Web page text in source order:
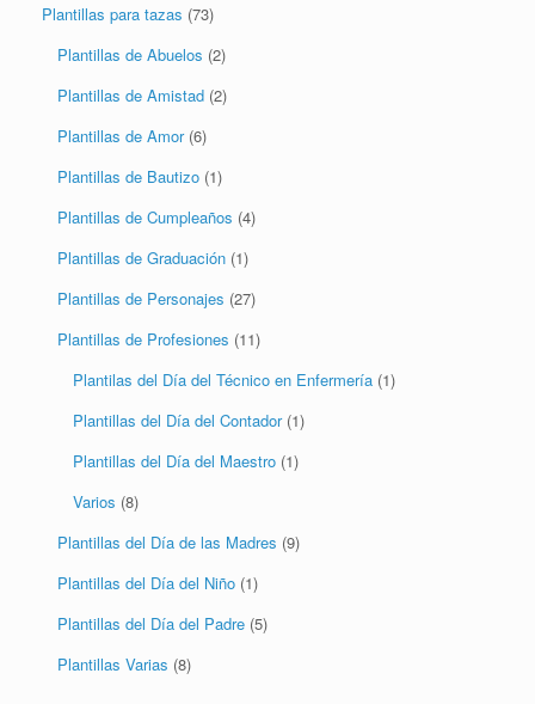
Plantillas para tazas (73)
Plantillas de Abuelos (2)
Plantillas de Amistad (2)
Plantillas de Amor (6)
Plantillas de Bautizo (1)
Plantillas de Cumpleaños (4)
Plantillas de Graduación (1)
Plantillas de Personajes (27)
Plantillas de Profesiones (11)
Plantilas del Día del Técnico en Enfermería (1)
Plantillas del Día del Contador (1)
Plantillas del Día del Maestro (1)
Varios (8)
Plantillas del Día de las Madres (9)
Plantillas del Día del Niño (1)
Plantillas del Día del Padre (5)
Plantillas Varias (8)